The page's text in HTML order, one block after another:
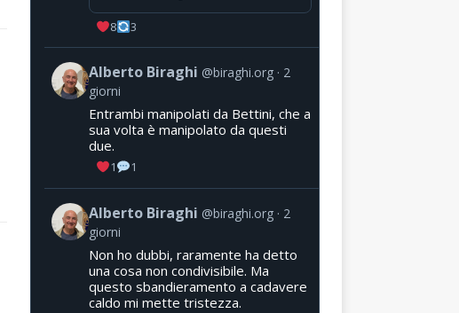
8 3
Alberto Biraghi @biraghi.org
2
giorni
Entrambi manipolati da Bettini, che a
sua volta è manipolato da questi
due.
1 1
Alberto Biraghi @biraghi.org
2
giorni
Non ho dubbi, raramente ha detto
una cosa non condivisibile. Ma
questo sbandieramento a cadavere
caldo mi mette tristezza.